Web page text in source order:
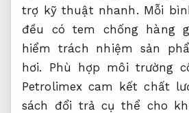
trợ kỹ thuật nhanh. Mỗi
đều có tem chống hàng
hiểm trách nhiệm sản
hơi.
Phù hợp môi trường
Petrolimex cam kết chất
sách đổi trả cụ thể cho